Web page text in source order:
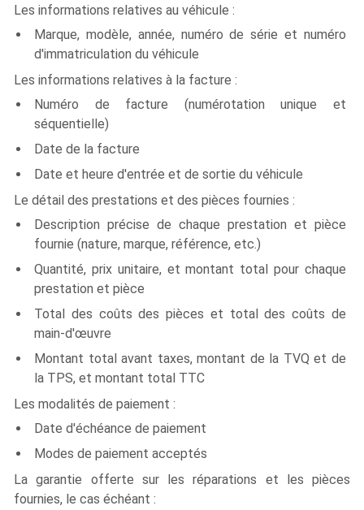
Les informations relatives au véhicule :
Marque, modèle, année, numéro de série et numéro
d'immatriculation du véhicule
Les informations relatives à la facture :
Numéro de facture (numérotation unique et
séquentielle)
Date de la facture
Date et heure d'entrée et de sortie du véhicule
Le détail des prestations et des pièces fournies :
Description précise de chaque prestation et pièce
fournie (nature, marque, référence, etc.)
Quantité, prix unitaire, et montant total pour chaque
prestation et pièce
Total des coûts des pièces et total des coûts de
main-d'œuvre
Montant total avant taxes, montant de la TVQ et de
la TPS, et montant total TTC
Les modalités de paiement :
Date d'échéance de paiement
Modes de paiement acceptés
La garantie offerte sur les réparations et les pièces
fournies, le cas échéant :